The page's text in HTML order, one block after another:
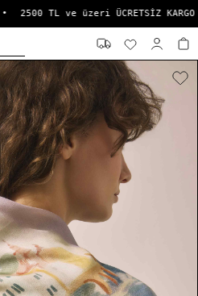
2500 TL ve üzeri ÜCRETSİZ KARGO